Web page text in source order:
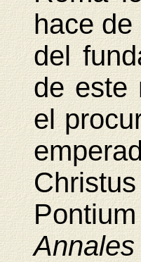
hace
del
de este
el